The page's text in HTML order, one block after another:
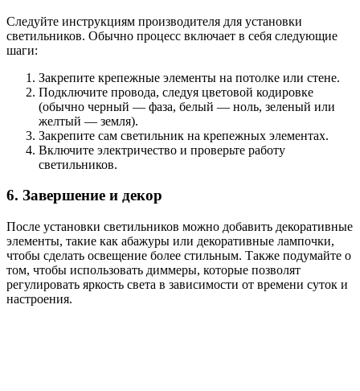
Следуйте инструкциям производителя для установки
светильников. Обычно процесс включает в себя следующие
шаги:
Закрепите крепежные элементы на потолке или стене.
Подключите провода, следуя цветовой кодировке
(обычно черный — фаза, белый — ноль, зеленый или
желтый — земля).
Закрепите сам светильник на крепежных элементах.
Включите электричество и проверьте работу
светильников.
6. Завершение и декор
После установки светильников можно добавить декоративные
элементы, такие как абажуры или декоративные лампочки,
чтобы сделать освещение более стильным. Также подумайте о
том, чтобы использовать диммеры, которые позволят
регулировать яркость света в зависимости от времени суток и
настроения.